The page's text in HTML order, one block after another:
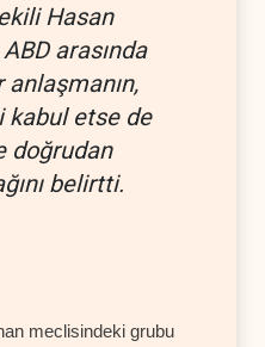
Hasan
arasında
anlaşmanın,
kabul etse de
doğrudan
belirtti.
meclisindeki grubu